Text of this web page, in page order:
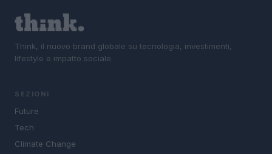
Think, il nuovo brand globale su tecnologia, investimenti,
lifestyle e impatto sociale.
SEZIONI
Future
Tech
Climate Change